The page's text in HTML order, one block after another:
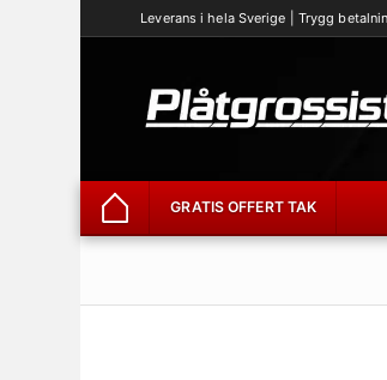
Leverans i hela Sverige | Trygg
Hem
GRATIS OFFERT TAK